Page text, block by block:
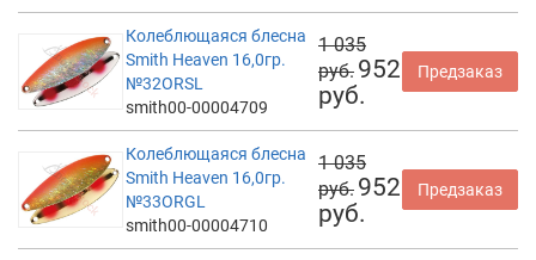
Колеблющаяся блесна
Smith Heaven 16,0гр.
№32ORSL
smith00-00004709
1 035
руб. 952
руб.
Предзаказ
Колеблющаяся блесна
Smith Heaven 16,0гр.
№33ORGL
smith00-00004710
1 035
руб. 952
руб.
Предзаказ